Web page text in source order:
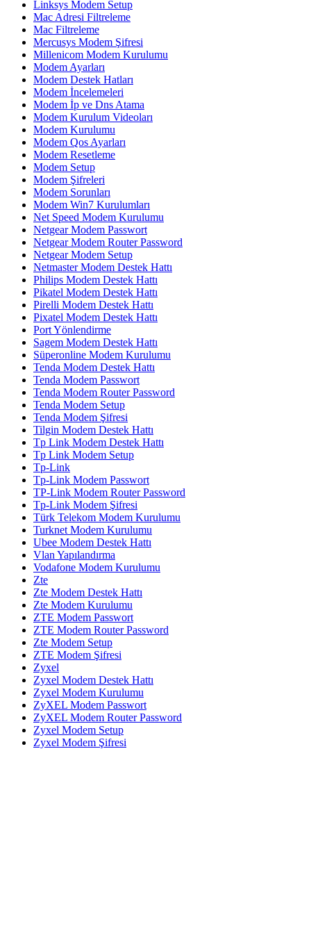
Linksys Modem Setup
Mac Adresi Filtreleme
Mac Filtreleme
Mercusys Modem Şifresi
Millenicom Modem Kurulumu
Modem Ayarları
Modem Destek Hatları
Modem İncelemeleri
Modem İp ve Dns Atama
Modem Kurulum Videoları
Modem Kurulumu
Modem Qos Ayarları
Modem Resetleme
Modem Setup
Modem Şifreleri
Modem Sorunları
Modem Win7 Kurulumları
Net Speed Modem Kurulumu
Netgear Modem Passwort
Netgear Modem Router Password
Netgear Modem Setup
Netmaster Modem Destek Hattı
Philips Modem Destek Hattı
Pikatel Modem Destek Hattı
Pirelli Modem Destek Hattı
Pixatel Modem Destek Hattı
Port Yönlendirme
Sagem Modem Destek Hattı
Süperonline Modem Kurulumu
Tenda Modem Destek Hattı
Tenda Modem Passwort
Tenda Modem Router Password
Tenda Modem Setup
Tenda Modem Şifresi
Tilgin Modem Destek Hattı
Tp Link Modem Destek Hattı
Tp Link Modem Setup
Tp-Link
Tp-Link Modem Passwort
TP-Link Modem Router Password
Tp-Link Modem Şifresi
Türk Telekom Modem Kurulumu
Turknet Modem Kurulumu
Ubee Modem Destek Hattı
Vlan Yapılandırma
Vodafone Modem Kurulumu
Zte
Zte Modem Destek Hattı
Zte Modem Kurulumu
ZTE Modem Passwort
ZTE Modem Router Password
Zte Modem Setup
ZTE Modem Şifresi
Zyxel
Zyxel Modem Destek Hattı
Zyxel Modem Kurulumu
ZyXEL Modem Passwort
ZyXEL Modem Router Password
Zyxel Modem Setup
Zyxel Modem Şifresi